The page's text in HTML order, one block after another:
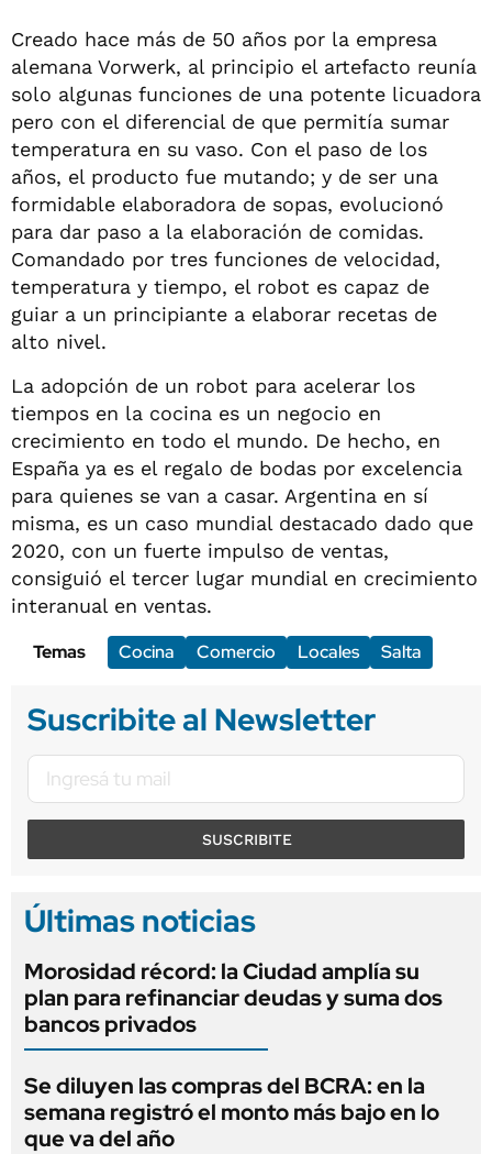
Creado hace más de 50 años por la empresa
alemana Vorwerk, al principio el artefacto reunía
solo algunas funciones de una potente licuadora
pero con el diferencial de que permitía sumar
temperatura en su vaso. Con el paso de los
años, el producto fue mutando; y de ser una
formidable elaboradora de sopas, evolucionó
para dar paso a la elaboración de comidas.
Comandado por tres funciones de velocidad,
temperatura y tiempo, el robot es capaz de
guiar a un principiante a elaborar recetas de
alto nivel.
La adopción de un robot para acelerar los
tiempos en la cocina es un negocio en
crecimiento en todo el mundo. De hecho, en
España ya es el regalo de bodas por excelencia
para quienes se van a casar. Argentina en sí
misma, es un caso mundial destacado dado que
2020, con un fuerte impulso de ventas,
consiguió el tercer lugar mundial en crecimiento
interanual en ventas.
Temas
Cocina Comercio Locales Salta
Suscribite al Newsletter
SUSCRIBITE
Últimas noticias
Morosidad récord: la Ciudad amplía su
plan para refinanciar deudas y suma dos
bancos privados
Se diluyen las compras del BCRA: en la
semana registró el monto más bajo en lo
que va del año